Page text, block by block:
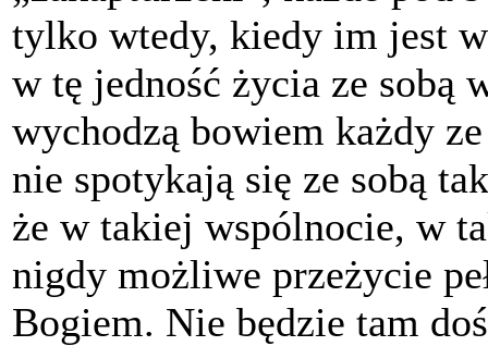
tylko wtedy, kiedy im jest
w tę jedność życia ze sobą
wychodzą bowiem każdy
nie spotykają się ze sobą
że w takiej wspólnocie, w
nigdy możliwe przeżycie
Bogiem. Nie będzie tam